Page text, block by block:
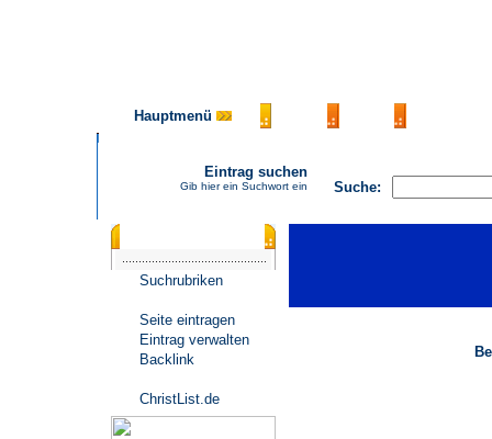
Hauptmenü
Suche:
Eintrag suchen
Gib hier ein Suchwort ein
Suchrubriken
Seite eintragen
Eintrag verwalten
Backlink
ChristList.de